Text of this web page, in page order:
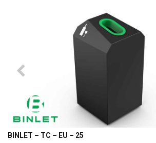
BINLET – TC – EU – 25